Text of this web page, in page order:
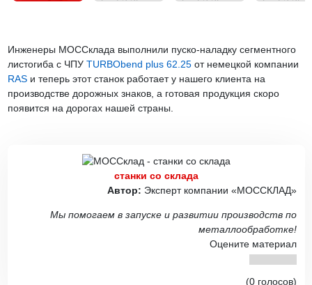
Инженеры МОССклада выполнили пуско-наладку сегментного
листогиба с ЧПУ TURBObend plus 62.25от немецкой компании
RASи теперь этот станок работает у нашего клиента на
производстве дорожных знаков, а готовая продукция скоро
появится на дорогах нашей страны.
станки со склада
Автор: Эксперт компании «МОССКЛАД»
Мы помогаем в запуске и развитии производств по
металлообработке!
Оцените материал
(0 голосов)